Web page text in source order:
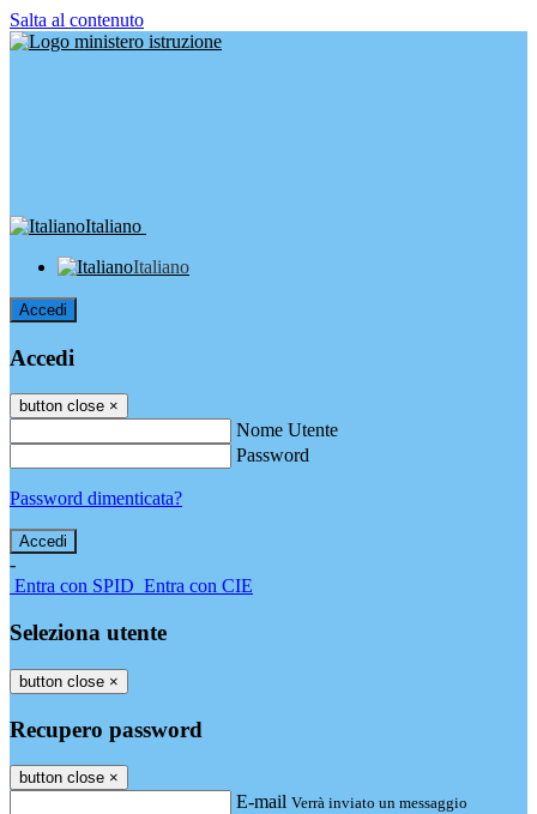
Salta al contenuto
Italiano
Italiano
Accedi
Accedi
button close ×
Nome Utente
Password
Password dimenticata?
-
Entra con SPID Entra con CIE
Seleziona utente
button close ×
Recupero password
button close ×
E-mail Verrà inviato un messaggio